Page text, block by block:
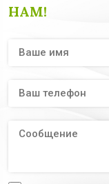
НАМ!